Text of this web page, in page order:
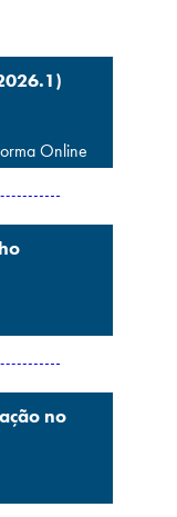
Online
no